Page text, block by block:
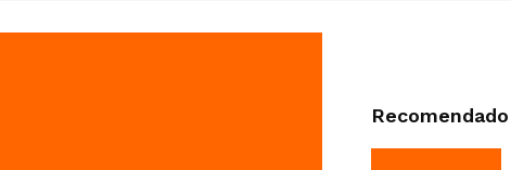
Recomendado